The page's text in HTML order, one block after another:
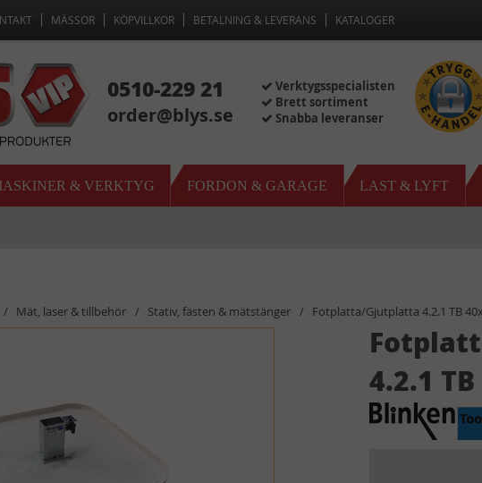
MÄSSOR KÖPVILLKOR BETALNING & LEVERANS KATALOGER
0510-229 21
order@blys.se
Verktygsspecialisten
Brett sortiment
Snabba leveranser
& VERKTYG FORDON & GARAGE LAST & LYFT
Mät, laser & tillbehör Stativ, fästen & mätstänger Fotplatta/Gjutplatta 4.2.1 TB
4.2.1